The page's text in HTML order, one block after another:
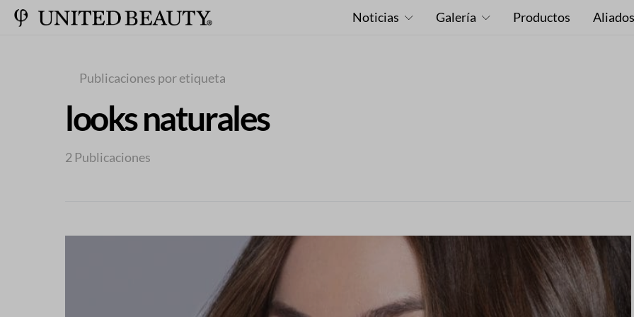
Noticias Galería Productos Aliados
Publicaciones por etiqueta
looks naturales
2 Publicaciones